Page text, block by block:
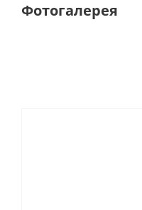
Фотогалерея